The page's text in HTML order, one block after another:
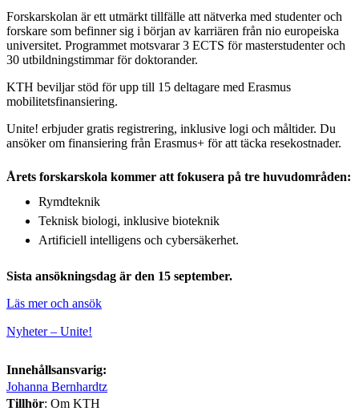
Forskarskolan är ett utmärkt tillfälle att nätverka med studenter och
forskare som befinner sig i början av karriären från nio europeiska
universitet. Programmet motsvarar 3 ECTS för masterstudenter och
30 utbildningstimmar för doktorander.
KTH beviljar stöd för upp till 15 deltagare med Erasmus
mobilitetsfinansiering.
Unite! erbjuder gratis registrering, inklusive logi och måltider. Du
ansöker om finansiering från Erasmus+ för att täcka resekostnader.
Årets forskarskola kommer att fokusera på tre huvudområden:
Rymdteknik
Teknisk biologi, inklusive bioteknik
Artificiell intelligens och cybersäkerhet.
Sista ansökningsdag är den 15 september.
Läs mer och ansök
Nyheter – Unite!
Innehållsansvarig:
Johanna Bernhardtz
Tillhör: Om KTH